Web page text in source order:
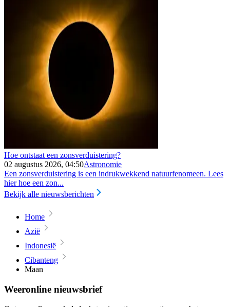
Hoe ontstaat een zonsverduistering?
02 augustus 2026, 04:50Astronomie
Een zonsverduistering is een indrukwekkend natuurfenomeen. Lees
hier hoe een zon...
Bekijk alle nieuwsberichten
Home
Azië
Indonesië
Cibanteng
Maan
Weeronline nieuwsbrief